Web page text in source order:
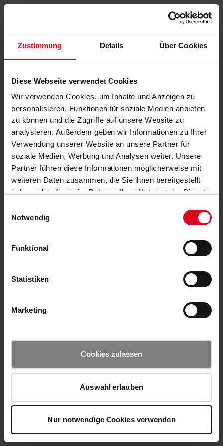
Zustimmung Details Über Cookies
Diese Webseite verwendet Cookies
Wir verwenden Cookies, um Inhalte und Anzeigen zu
personalisieren, Funktionen für soziale Medien anbieten
zu können und die Zugriffe auf unsere Website zu
analysieren. Außerdem geben wir Informationen zu Ihrer
Verwendung unserer Website an unsere Partner für
soziale Medien, Werbung und Analysen weiter. Unsere
Partner führen diese Informationen möglicherweise mit
weiteren Daten zusammen, die Sie ihnen bereitgestellt
haben oder die sie im Rahmen Ihrer Nutzung der Dienste
Notwendig
Funktional
Statistiken
Marketing
Cookies zulassen
Auswahl erlauben
Nur notwendige Cookies verwenden